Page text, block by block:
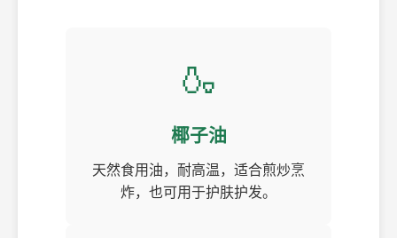
🍶
椰子油
天然食用油，耐高温，适合煎炒烹
炸，也可用于护肤护发。